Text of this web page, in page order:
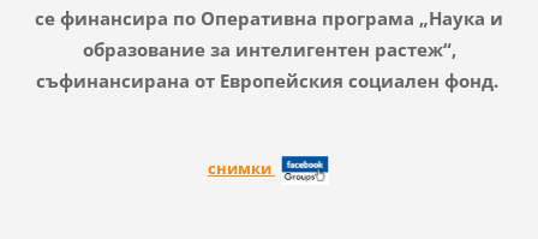
се финансира по Оперативна програма „Наука и
образование за интелигентен растеж“,
съфинансирана от Европейския социален фонд.
снимки